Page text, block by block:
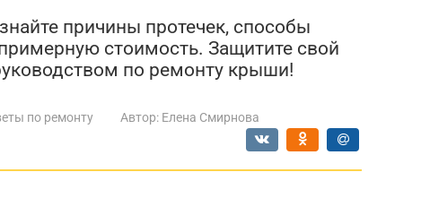
причины протечек, способы
стоимость. Защитите свой
по ремонту крыши!
по ремонту Автор: Елена Смирнова